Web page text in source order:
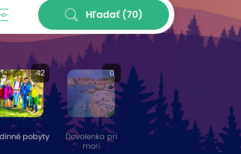
Hľadať(70)
42
pobyty
0
Dovolenka pri
mori